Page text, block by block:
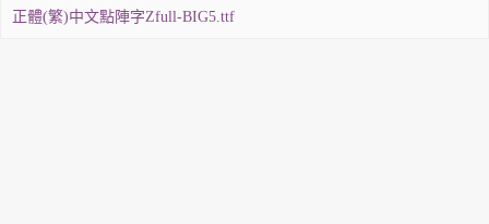
正體(繁)中文點陣字Zfull-BIG5.ttf